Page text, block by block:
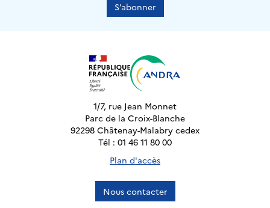
S’abonner
1/7, rue Jean Monnet
Parc de la Croix-Blanche
92298 Châtenay-Malabry cedex
Tél : 01 46 11 80 00
Plan d'accès
Nous contacter